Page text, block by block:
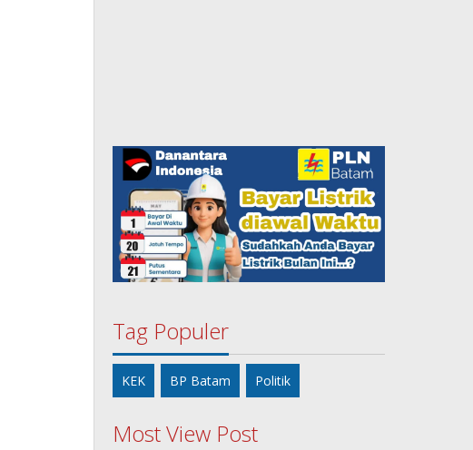
Tag Populer
KEK BP Batam Politik
Most View Post